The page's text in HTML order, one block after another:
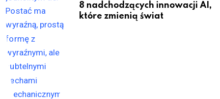
8 nadchodzących innowacji AI,
które zmienią świat